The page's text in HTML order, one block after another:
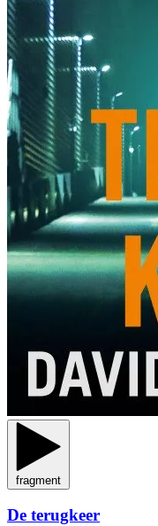
fragment
De terugkeer